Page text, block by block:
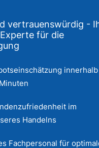
vertrauenswürdig -
für die
innerhalb
im
Handelns
Fachpersonal für